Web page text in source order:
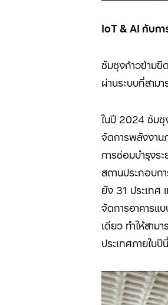
IoT & AI กับกา
ซัมซุงก้าวข้ามขี
ผ่านระบบที่สาม
ในปี 2024 ซัมซุ
จัดการพลังงาน
การซ่อมบำรุงร
สถานประกอบก
ยัง 31 ประเทศ
จัดการอาคารแ
เดียว ทำให้สาม
ประเทศภายในปีนี้